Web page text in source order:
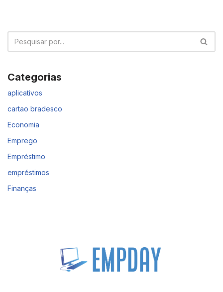
Categorias
aplicativos
cartao bradesco
Economia
Emprego
Empréstimo
empréstimos
Finanças